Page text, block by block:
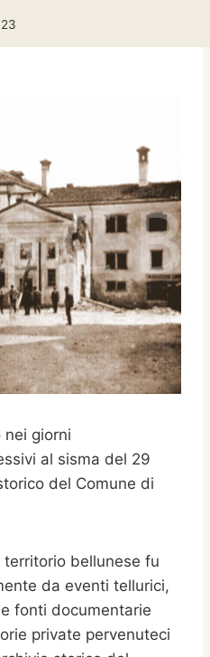
nei giorni
al sisma del 29
del Comune di
bellunese fu
da eventi tellurici,
fonti documentarie
private pervenuteci